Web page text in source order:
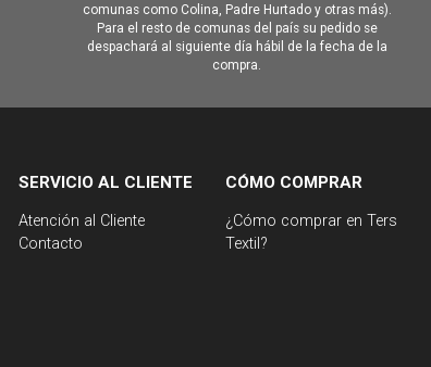
comunas como Colina, Padre Hurtado y otras más).
Para el resto de comunas del país su pedido se
despachará al siguiente día hábil de la fecha de la
compra.
SERVICIO AL CLIENTE
Atención al Cliente
Contacto
CÓMO COMPRAR
¿Cómo comprar en Ters
Textil?